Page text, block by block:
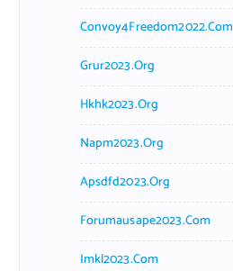
Convoy4Freedom2022.com
Grur2023.org
Hkhk2023.org
Napm2023.org
Apsdfd2023.org
Forumausape2023.com
Imkl2023.com